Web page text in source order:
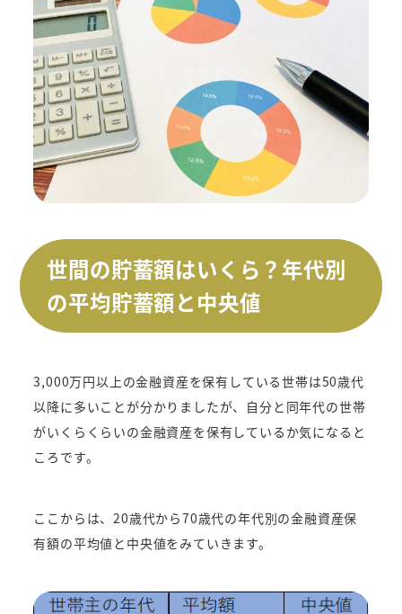
世間の貯蓄額はいくら？年代別
の平均貯蓄額と中央値
3,000万円以上の金融資産を保有している世帯は50歳代
以降に多いことが分かりましたが、自分と同年代の世帯
がいくらくらいの金融資産を保有しているか気になると
ころです。
ここからは、20歳代から70歳代の年代別の金融資産保
有額の平均値と中央値をみていきます。